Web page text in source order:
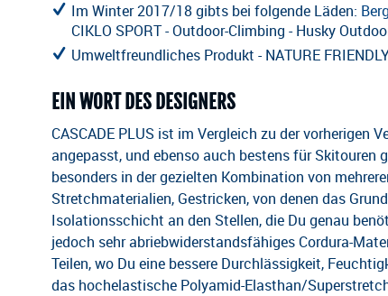
Im Winter 2017/18 gibts bei folgende Läden:
CIKLO SPORT - Outdoor-Climbing - Husky
Umweltfreundliches Produkt - NATURE
EIN WORT DES DESIGNERS
CASCADE PLUS ist im Vergleich zu der vorherigen
angepasst, und ebenso auch bestens für Skitouren
besonders in der gezielten Kombination von
Stretchmaterialien, Gestricken, von denen das
Isolationsschicht an den Stellen, die Du genau
jedoch sehr abriebwiderstandsfähiges Cordura-
Teilen, wo Du eine bessere Durchlässigkeit,
das hochelastische Polyamid-Elasthan/